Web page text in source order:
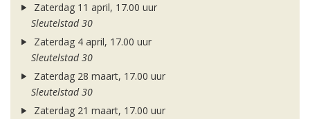
Zaterdag 11 april, 17.00 uur
Sleutelstad 30
Zaterdag 4 april, 17.00 uur
Sleutelstad 30
Zaterdag 28 maart, 17.00 uur
Sleutelstad 30
Zaterdag 21 maart, 17.00 uur